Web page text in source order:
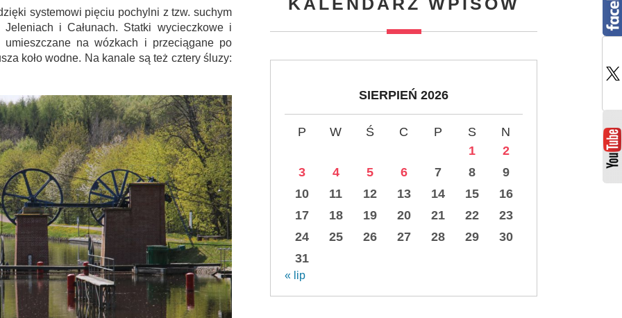
systemowi pięciu pochylni z tzw. suchym
i Całunach. Statki wycieczkowe i
na wózkach i przeciągane po
koło wodne. Na kanale są też cztery śluzy:
SIERPIEŃ 2026
P W Ś C P S
N
1
2
3
4 5 6 7 8
9
10
11 12 13 14 15
16
17
18 19 20 21 22
23
24
25 26 27 28 29
30
31
« lip